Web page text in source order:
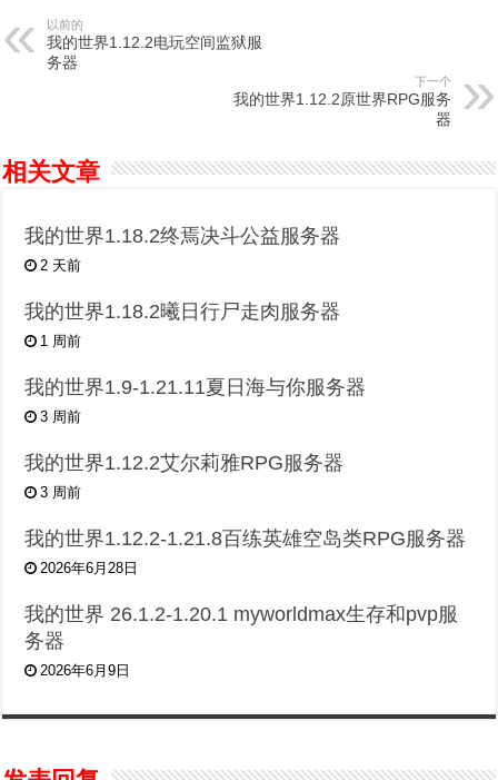
以前的
我的世界1.12.2电玩空间监狱服
务器
下一个
我的世界1.12.2原世界RPG服务
器
相关文章
我的世界1.18.2终焉决斗公益服务器
2 天前
我的世界1.18.2曦日行尸走肉服务器
1 周前
我的世界1.9-1.21.11夏日海与你服务器
3 周前
我的世界1.12.2艾尔莉雅RPG服务器
3 周前
我的世界1.12.2-1.21.8百练英雄空岛类RPG服务器
2026年6月28日
我的世界 26.1.2-1.20.1 myworldmax生存和pvp服
务器
2026年6月9日